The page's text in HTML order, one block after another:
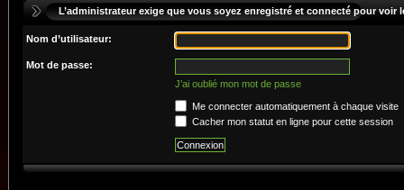
L’administrateur exige que vous soyez enregistré et connecté pour voir
Nom d’utilisateur:
Mot de passe:
J’ai oublié mon mot de passe
Me connecter automatiquement à chaque visite
Cacher mon statut en ligne pour cette session